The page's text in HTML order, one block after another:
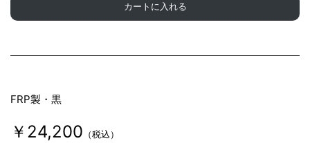
カートに入れる
FRP製・黒
￥24,200 （税込）